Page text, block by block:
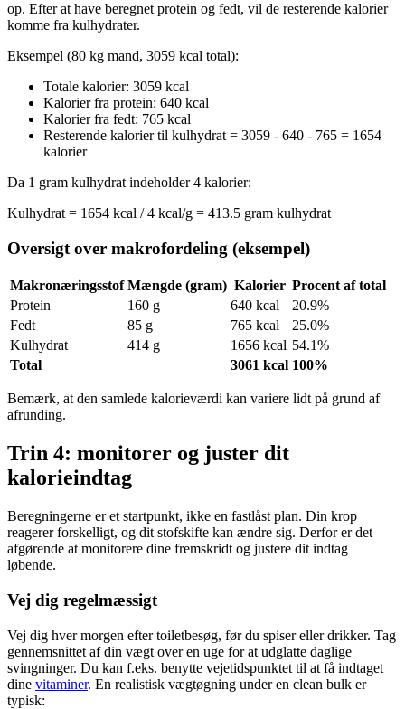
op. Efter at have beregnet protein og fedt, vil de resterende kalorier
komme fra kulhydrater.
Eksempel (80 kg mand, 3059 kcal total):
Totale kalorier: 3059 kcal
Kalorier fra protein: 640 kcal
Kalorier fra fedt: 765 kcal
Resterende kalorier til kulhydrat = 3059 - 640 - 765 = 1654
kalorier
Da 1 gram kulhydrat indeholder 4 kalorier:
Kulhydrat = 1654 kcal / 4 kcal/g = 413.5 gram kulhydrat
Oversigt over makrofordeling (eksempel)
Makronæringsstof Mængde (gram) Kalorier Procent af total
Protein
160 g 640 kcal
20.9%
Fedt
85 g 765 kcal
25.0%
Kulhydrat
414 g 1656 kcal 54.1%
Total
3061 kcal 100%
Bemærk, at den samlede kalorieværdi kan variere lidt på grund af
afrunding.
Trin 4: monitorer og juster dit
kalorieindtag
Beregningerne er et startpunkt, ikke en fastlåst plan. Din krop
reagerer forskelligt, og dit stofskifte kan ændre sig. Derfor er det
afgørende at monitorere dine fremskridt og justere dit indtag
løbende.
Vej dig regelmæssigt
Vej dig hver morgen efter toiletbesøg, før du spiser eller drikker. Tag
gennemsnittet af din vægt over en uge for at udglatte daglige
svingninger. Du kan f.eks. benytte vejetidspunktet til at få indtaget
dine vitaminer. En realistisk vægtøgning under en clean bulk er
typisk: